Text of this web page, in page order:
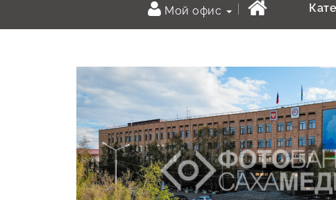
Мой офис